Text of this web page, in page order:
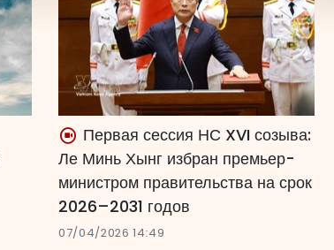
Первая сессия НС XVI созыва:
Ле Минь Хынг избран премьер-
министром правительства на срок
2026–2031 годов
07/04/2026 14:49